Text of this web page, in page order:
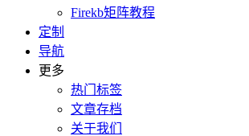
Firekb矩阵教程
定制
导航
更多
热门标签
文章存档
关于我们